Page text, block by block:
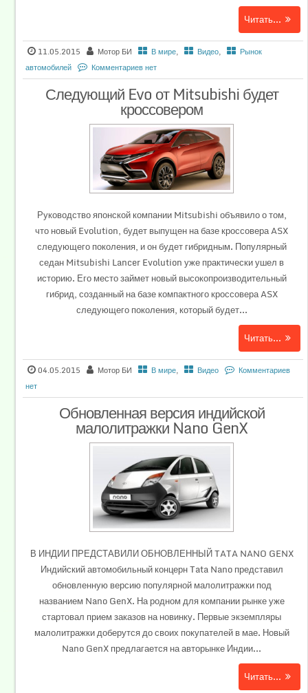
Читать...
11.05.2015 Мотор БИ В мире, Видео,
Рынок
автомобилей
Комментариев нет
Следующий Evo от Mitsubishi будет
кроссовером
Руководство японской компании Mitsubishi объявило о том,
что новый Evolution, будет выпущен на базе кроссовера ASX
следующего поколения, и он будет гибридным. Популярный
седан Mitsubishi Lancer Evolution уже практически ушел в
историю. Его место займет новый высокопроизводительный
гибрид, созданный на базе компактного кроссовера ASX
следующего поколения, который будет...
Читать...
04.05.2015 Мотор БИ В мире, Видео
Комментариев
нет
Обновленная версия индийской
малолитражки Nano GenX
В ИНДИИ ПРЕДСТАВИЛИ ОБНОВЛЕННЫЙ TATA NANO GENX
Индийский автомобильный концерн Tata Nano представил
обновленную версию популярной малолитражки под
названием Nano GenX. На родном для компании рынке уже
стартовал прием заказов на новинку. Первые экземпляры
малолитражки доберутся до своих покупателей в мае. Новый
Nano GenX предлагается на авторынке Индии...
Читать...